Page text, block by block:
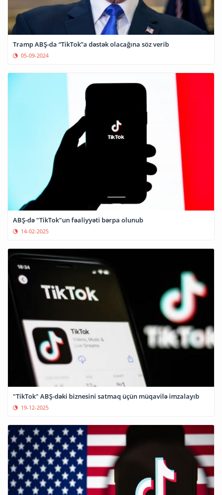
Tramp ABŞ-da “TikTok”a dəstək olacağına söz verib
05-09-2024
ABŞ-də "TikTok"un fəaliyyəti bərpa olunub
14-02-2025
"TikTok" ABŞ-dəki biznesini satmaq üçün müqavilə imzalayıb
19-12-2025